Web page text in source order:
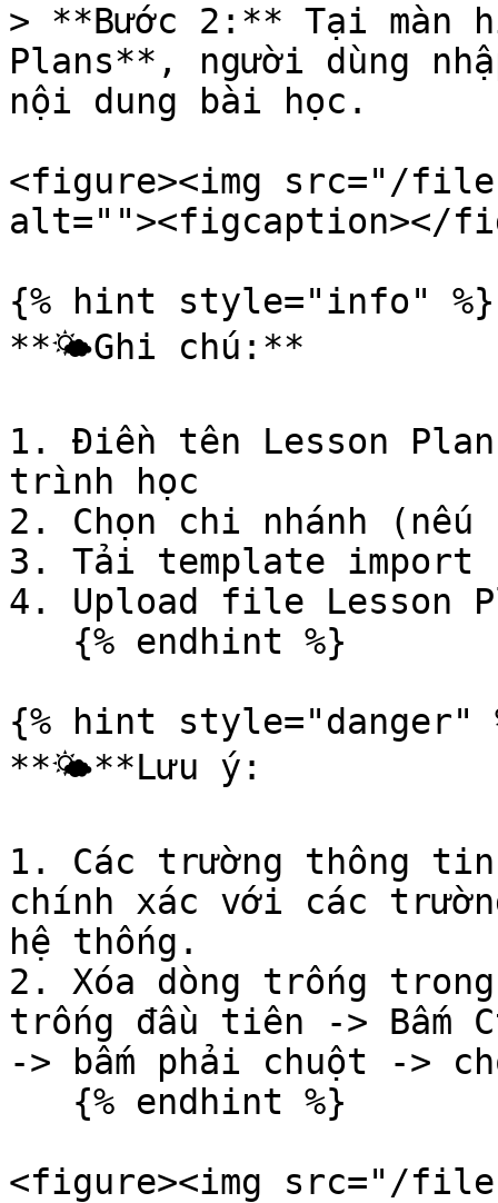
> **Bước 2:** Tại màn
Plans**, người dùng
nội dung bài học.
<figure><img src="/files/
alt=""><figcaption></
{% hint style="info" %}
**🌤️Ghi chú:**
1. Điền tên Lesson
trình học
2. Chọn chi nhánh (nếu
3. Tải template import
4. Upload file Lesson
{% hint style="danger"
**🌤️**Lưu ý:
1. Các trường thông
chính xác với các
hệ thống.
2. Xóa dòng trống
trống đầu tiên -> Bấm
-> bấm phải chuột ->
<figure><img src="/files/